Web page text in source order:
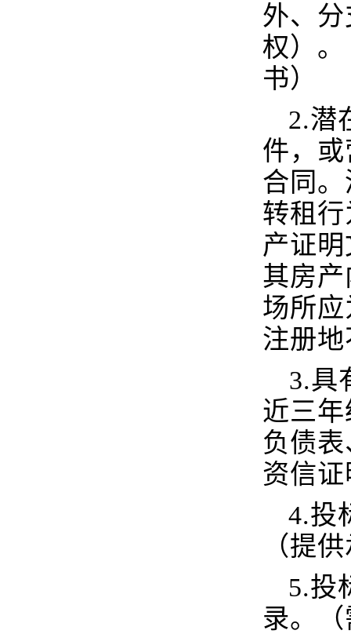
外、
权）
书）
2.潜
件，
合同
转租
产证
其房
场所
注册
3.具
近三
负债
资信
4.投
（提
5.投
录。